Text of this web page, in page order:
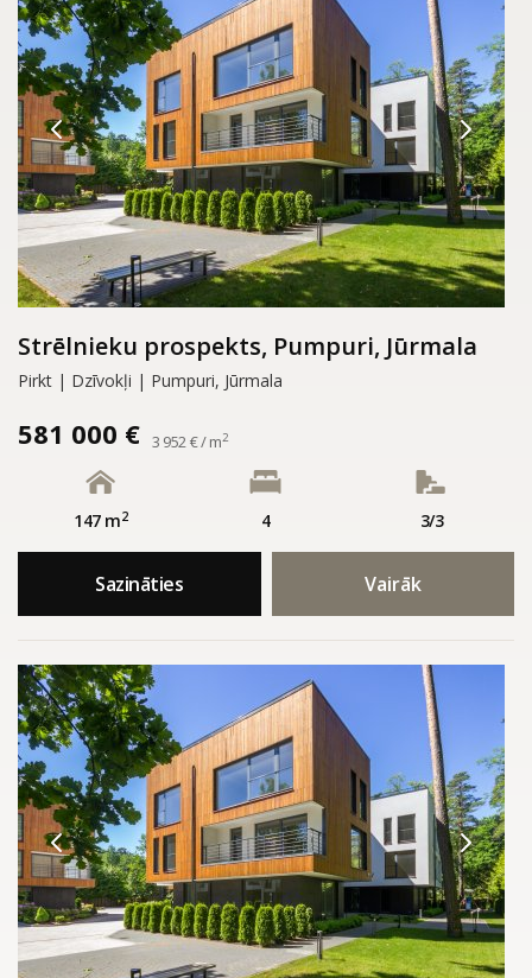
Strēlnieku prospekts, Pumpuri, Jūrmala
Pirkt | Dzīvokļi | Pumpuri, Jūrmala
581 000 € 3 952 € / m2
147 m2 4 3/3
Sazināties Vairāk